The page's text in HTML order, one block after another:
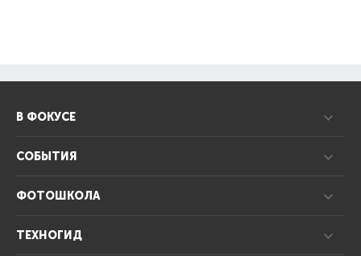
В ФОКУСЕ
СОБЫТИЯ
ФОТОШКОЛА
ТЕХНОГИД